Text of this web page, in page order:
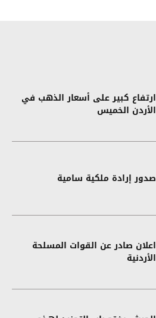
ارتفاع كبير على أسعار الذهب في
الأردن الخميس
صدور إرادة ملكية سامية
اعلان صادر عن القوات المسلحة
الأردنية